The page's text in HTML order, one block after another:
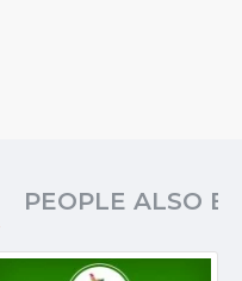
PEOPLE ALSO